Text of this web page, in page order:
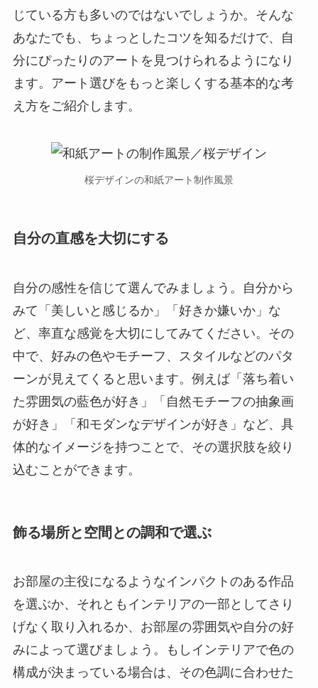
じている方も多いのではないでしょうか。そんな
あなたでも、ちょっとしたコツを知るだけで、自
分にぴったりのアートを見つけられるようになり
ます。アート選びをもっと楽しくする基本的な考
え方をご紹介します。
桜デザインの和紙アート制作風景
自分の直感を大切にする
自分の感性を信じて選んでみましょう。自分から
みて「美しいと感じるか」「好きか嫌いか」な
ど、率直な感覚を大切にしてみてください。その
中で、好みの色やモチーフ、スタイルなどのパタ
ーンが見えてくると思います。例えば「落ち着い
た雰囲気の藍色が好き」「自然モチーフの抽象画
が好き」「和モダンなデザインが好き」など、具
体的なイメージを持つことで、その選択肢を絞り
込むことができます。
飾る場所と空間との調和で選ぶ
お部屋の主役になるようなインパクトのある作品
を選ぶか、それともインテリアの一部としてさり
げなく取り入れるか、お部屋の雰囲気や自分の好
みによって選びましょう。もしインテリアで色の
構成が決まっている場合は、その色調に合わせた